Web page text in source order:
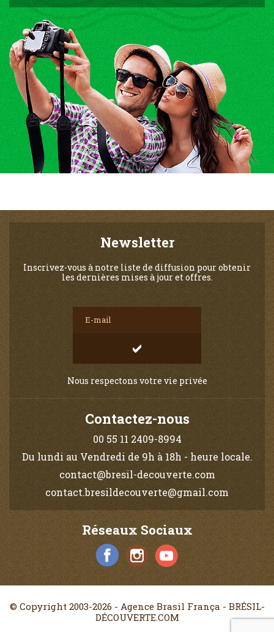
Newsletter
Inscrivez-vous à notre liste de diffusion pour obtenir
les dernières mises à jour et offres.
Nous respectons votre vie privée
Contactez-nous
00 55 11 2409-8994
Du lundi au Vendredi de 9h à 18h - heure locale.
contact@bresil-decouverte.com
contact.bresildecouverte@gmail.com
Réseaux Sociaux
© Copyright 2003-2026 - Agence Brasil França - BRÉSIL-
DÉCOUVERTE.COM